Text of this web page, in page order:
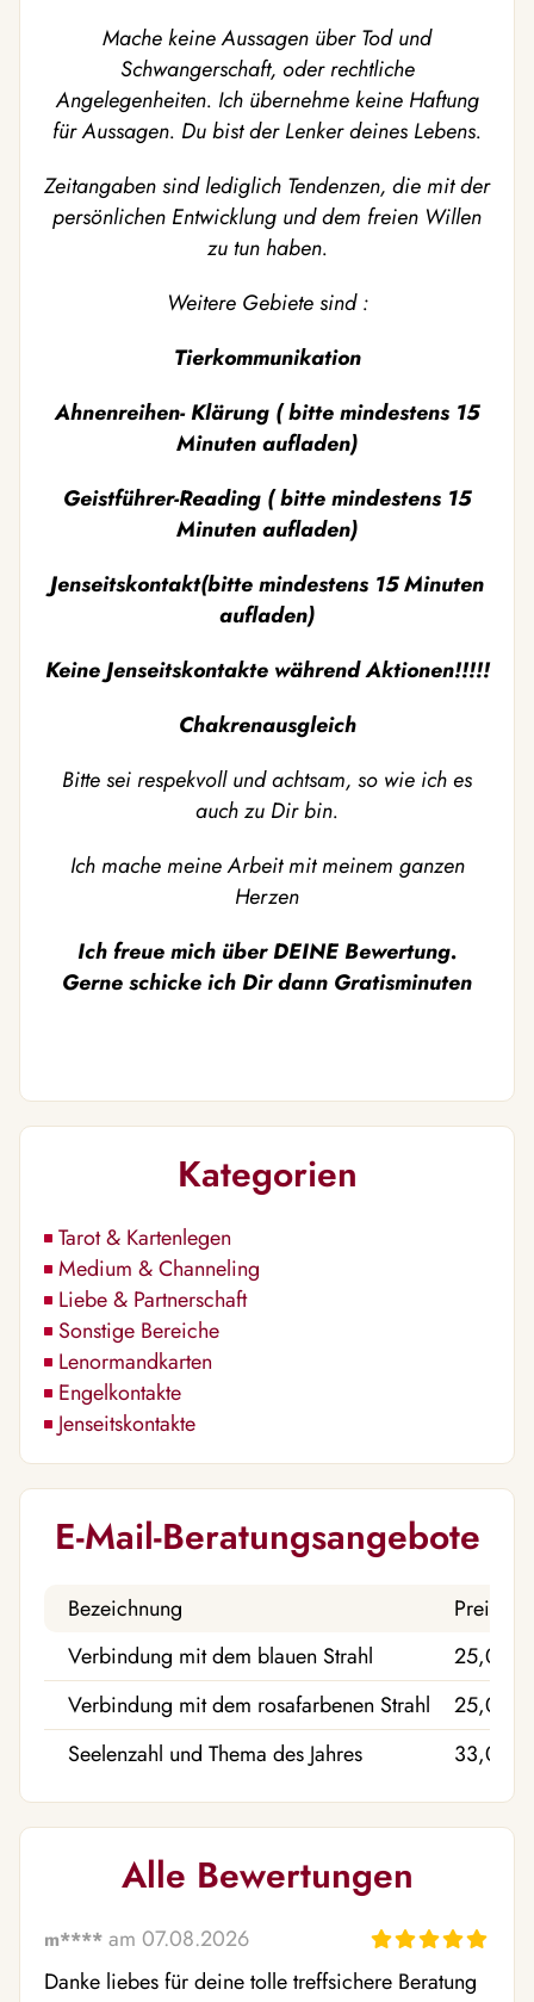
Mache keine Aussagen über Tod und
Schwangerschaft, oder rechtliche
Angelegenheiten. Ich übernehme keine Haftung
für Aussagen. Du bist der Lenker deines Lebens.
Zeitangaben sind lediglich Tendenzen, die mit der
persönlichen Entwicklung und dem freien Willen
zu tun haben.
Weitere Gebiete sind :
Tierkommunikation
Ahnenreihen- Klärung ( bitte mindestens 15
Minuten aufladen)
Geistführer-Reading ( bitte mindestens 15
Minuten aufladen)
Jenseitskontakt(bitte mindestens 15 Minuten
aufladen)
Keine Jenseitskontakte während Aktionen!!!!!
Chakrenausgleich
Bitte sei respekvoll und achtsam, so wie ich es
auch zu Dir bin.
Ich mache meine Arbeit mit meinem ganzen
Herzen
Ich freue mich über DEINE Bewertung.
Gerne schicke ich Dir dann Gratisminuten
Kategorien
Tarot & Kartenlegen
Medium & Channeling
Liebe & Partnerschaft
Sonstige Bereiche
Lenormandkarten
Engelkontakte
Jenseitskontakte
E-Mail-Beratungsangebote
Bezeichnung
Preis
Verbindung mit dem blauen Strahl
25,00 €
Verbindung mit dem rosafarbenen Strahl
25,00 €
Seelenzahl und Thema des Jahres
33,00 €
Alle Bewertungen
m**** am 07.08.2026
Danke liebes für deine tolle treffsichere Beratung